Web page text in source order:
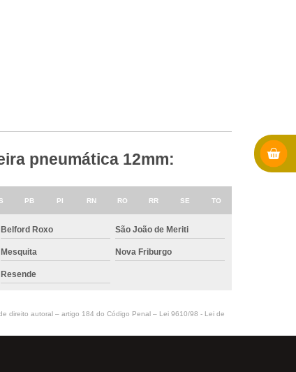
pneumática 12mm:
PB PI RN RO RR SE TO
Belford Roxo São João de Meriti
Mesquita Nova Friburgo
Resende
direito autoral – artigo 184 do Código Penal – Lei 9610/98 - Lei de